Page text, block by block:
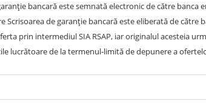
bancară este semnată electronic de către banca
Scrisoarea de garanție bancară este eliberată de către
prin intermediul SIA RSAP, iar originalul acesteia
lucrătoare de la termenul-limită de depunere a